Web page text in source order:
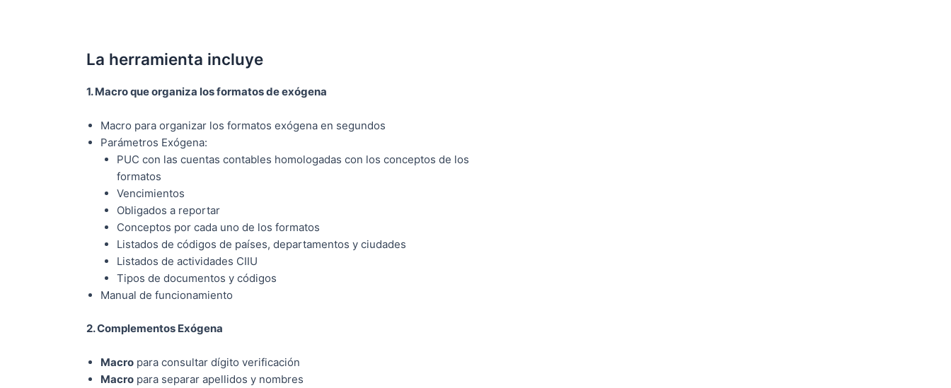
La herramienta incluye
1. Macro que organiza los formatos de exógena
Macro para organizar los formatos exógena en segundos
Parámetros Exógena:
PUC con las cuentas contables homologadas con los conceptos de los
formatos
Vencimientos
Obligados a reportar
Conceptos por cada uno de los formatos
Listados de códigos de países, departamentos y ciudades
Listados de actividades CIIU
Tipos de documentos y códigos
Manual de funcionamiento
2. Complementos Exógena
Macro para consultar dígito verificación
Macro para separar apellidos y nombres